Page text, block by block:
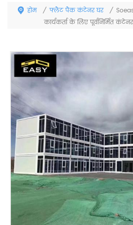
होम / फ्लैट पैक कंटेनर घर /
कार्यकर्ता के लिए पूर्वनिर्मित